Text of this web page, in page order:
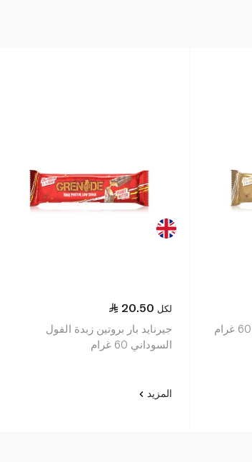
20.50 لكل
جيرنايد بار بروتين زبدة الفول
السوداني 60 غرام
المزيد